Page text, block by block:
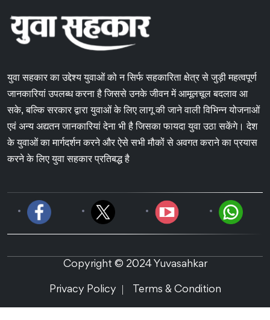
युवा सहकार का उद्देश्य युवाओं को न सिर्फ सहकारिता क्षेत्र से जुड़ी महत्वपूर्ण
जानकारियां उपलब्ध करना है जिससे उनके जीवन में आमूलचूल बदलाव आ
सके, बल्कि सरकार द्वारा युवाओं के लिए लागू की जाने वाली विभिन्न योजनाओं
एवं अन्य अद्यतन जानकारियां देना भी है जिसका फायदा युवा उठा सकेंगे। देश
के युवाओं का मार्गदर्शन करने और ऐसे सभी मौकों से अवगत कराने का प्रयास
करने के लिए युवा सहकार प्रतिबद्ध है
Copyright © 2024 Yuvasahkar
Privacy Policy Terms & Condition